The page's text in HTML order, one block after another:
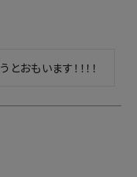
おもいます！！！！